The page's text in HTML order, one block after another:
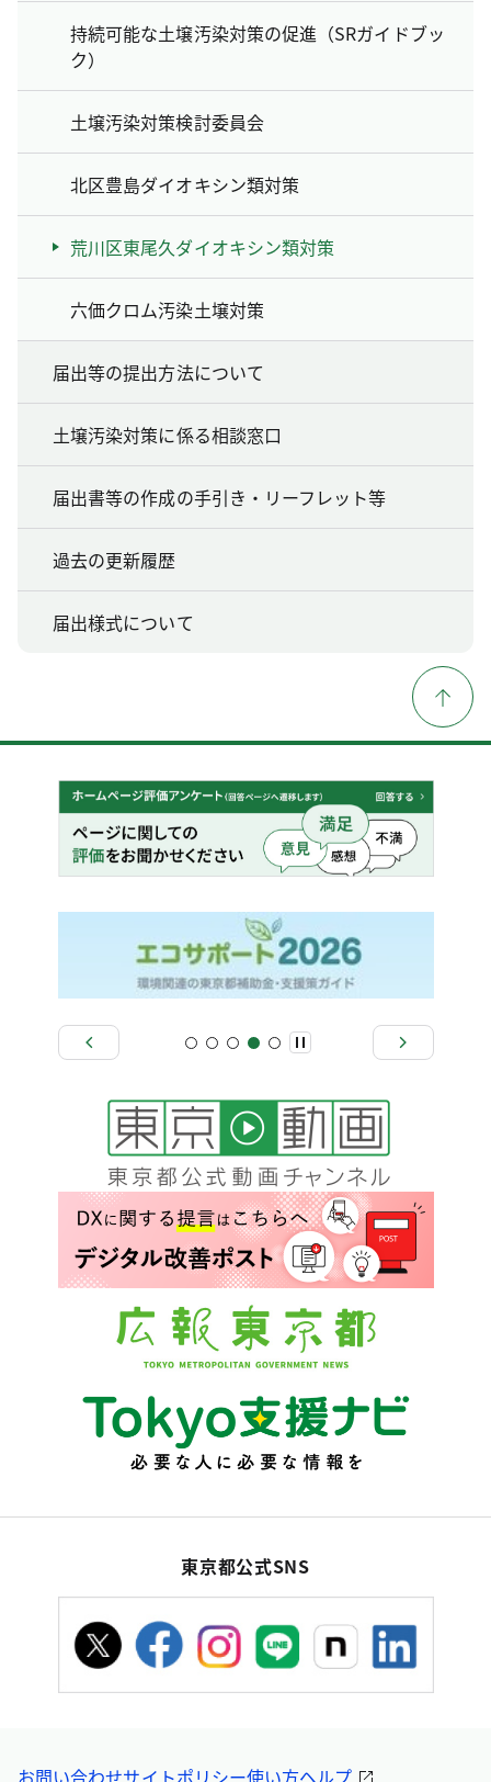
持続可能な土壌汚染対策の促進（SRガイドブッ
ク）
土壌汚染対策検討委員会
北区豊島ダイオキシン類対策
荒川区東尾久ダイオキシン類対策
六価クロム汚染土壌対策
届出等の提出方法について
土壌汚染対策に係る相談窓口
届出書等の作成の手引き・リーフレット等
過去の更新履歴
届出様式について
東京都公式SNS
お問い合わせサイトポリシー使い方ヘルプ